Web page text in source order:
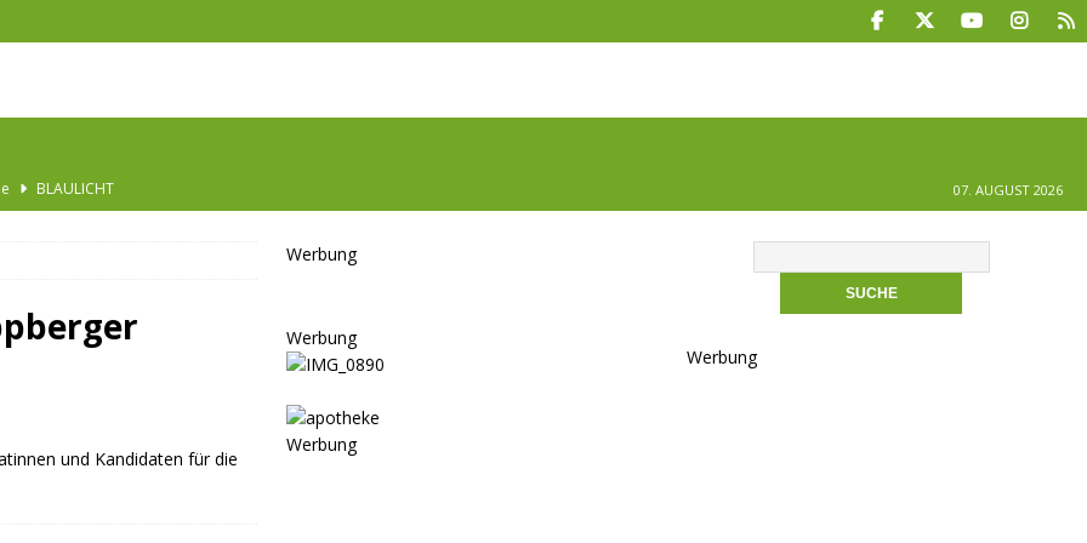
BLAULICHT
KULTUR
GESELLSCHAFT
07. AUGUST 2026
und Kandidaten für die
Werbung
Werbung
Werbung
Werbung